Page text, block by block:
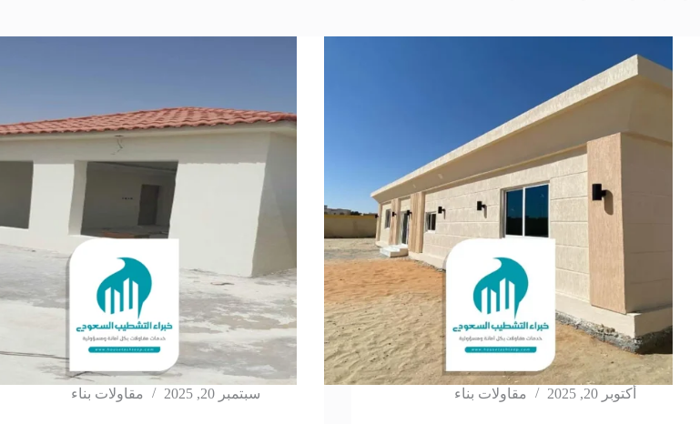
أكتوبر 20, 2025 مقاولات بناء سبتمبر 20, 2025 مقاولات بناء